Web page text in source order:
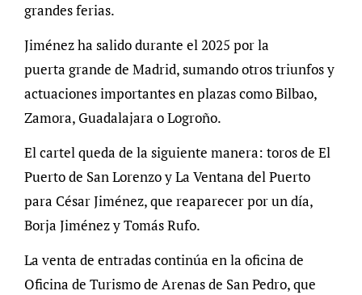
grandes ferias.
Jiménez ha salido durante el 2025 por la
puerta grande de Madrid, sumando otros triunfos y
actuaciones importantes en plazas como Bilbao,
Zamora, Guadalajara o Logroño.
El cartel queda de la siguiente manera: toros de El
Puerto de San Lorenzo y La Ventana del Puerto
para César Jiménez, que reaparecer por un día,
Borja Jiménez y Tomás Rufo.
La venta de entradas continúa en la oficina de
Oficina de Turismo de Arenas de San Pedro, que